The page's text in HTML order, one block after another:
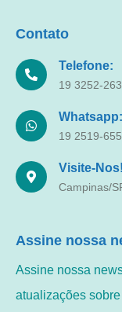
Contato
Telefone:
19 3252-
Whatsapp:
19 2519-
Visite-Nos!
Campinas/
Assine nossa
Assine nossa
atualizações